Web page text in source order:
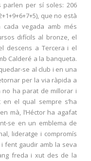
parlen per sí soles: 206
que no està
cada vegada amb més
difícils al bronze, el
descens a Tercera i el
Calderé a la banqueta.
se al club i en una
per la via ràpida a
no ha parat de millorar i
el qual sempre s’ha
mà, l’Héctor ha agafat
se en un emblema de
lideratge i compromís
i fent gaudir amb la seva
freda i xut des de la